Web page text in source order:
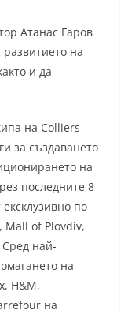
Атанас Гаров
на
и да
на Colliers
за създаването
на
последните 8
по
Mall of Plovdiv,
най-
на
H&M,
на